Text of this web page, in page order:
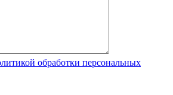
обработки персональных